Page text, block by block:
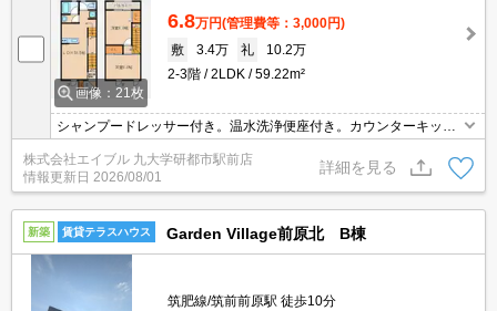
画像：21枚
6.8万円(管理費等：3,000円)
敷
3.4万 礼
10.2万
2-3階
2LDK 59.22m²
シャンプードレッサー付き。温水洗浄便座付き。カウンターキッチ
ン。ペット可。
株式会社エイブル 九大学研都市駅前店
情報更新日 2026/08/01
詳細を見る
新築 賃貸テラスハウス Garden Village前原北 B棟
筑肥線/筑前前原駅 徒歩10分